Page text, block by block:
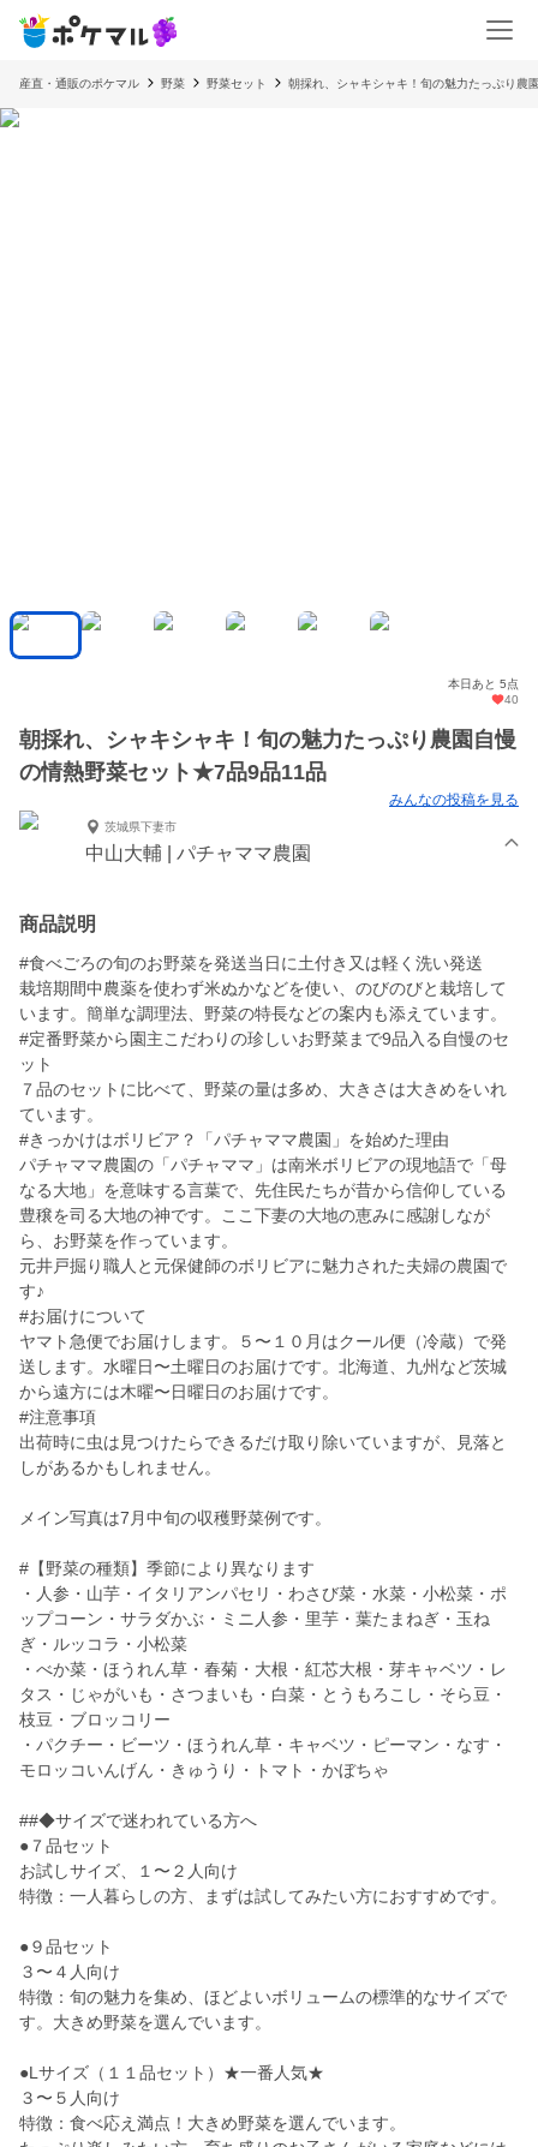
産直・通販のポケマル 野菜 野菜セット 朝採れ、シャキシャキ！旬の魅力たっぷり
本日あと 5点
40
朝採れ、シャキシャキ！旬の魅力たっぷり農園自慢
の情熱野菜セット★7品9品11品
みんなの投稿を見る
茨城県下妻市
中山大輔 | パチャママ農園
商品説明
#食べごろの旬のお野菜を発送当日に土付き又は軽く洗い発送
栽培期間中農薬を使わず米ぬかなどを使い、のびのびと栽培して
います。簡単な調理法、野菜の特長などの案内も添えています。
#定番野菜から園主こだわりの珍しいお野菜まで9品入る自慢のセ
ット
７品のセットに比べて、野菜の量は多め、大きさは大きめをいれ
ています。
#きっかけはボリビア？「パチャママ農園」を始めた理由
パチャママ農園の「パチャママ」は南米ボリビアの現地語で「母
なる大地」を意味する言葉で、先住民たちが昔から信仰している
豊穣を司る大地の神です。ここ下妻の大地の恵みに感謝しなが
ら、お野菜を作っています。
元井戸掘り職人と元保健師のボリビアに魅力された夫婦の農園で
す♪
#お届けについて
ヤマト急便でお届けします。５〜１０月はクール便（冷蔵）で発
送します。水曜日〜土曜日のお届けです。北海道、九州など茨城
から遠方には木曜〜日曜日のお届けです。
#注意事項
出荷時に虫は見つけたらできるだけ取り除いていますが、見落と
しがあるかもしれません。
メイン写真は7月中旬の収穫野菜例です。
#【野菜の種類】季節により異なります
・人参・山芋・イタリアンパセリ・わさび菜・水菜・小松菜・ポ
ップコーン・サラダかぶ・ミニ人参・里芋・葉たまねぎ・玉ね
ぎ・ルッコラ・小松菜
・べか菜・ほうれん草・春菊・大根・紅芯大根・芽キャベツ・レ
タス・じゃがいも・さつまいも・白菜・とうもろこし・そら豆・
枝豆・ブロッコリー
・パクチー・ビーツ・ほうれん草・キャベツ・ピーマン・なす・
モロッコいんげん・きゅうり・トマト・かぼちゃ
##◆サイズで迷われている方へ
●７品セット
お試しサイズ、１〜２人向け
特徴：一人暮らしの方、まずは試してみたい方におすすめです。
●９品セット
３〜４人向け
特徴：旬の魅力を集め、ほどよいボリュームの標準的なサイズで
す。大きめ野菜を選んでいます。
●Lサイズ（１１品セット）★一番人気★
３〜５人向け
特徴：食べ応え満点！大きめ野菜を選んでいます。